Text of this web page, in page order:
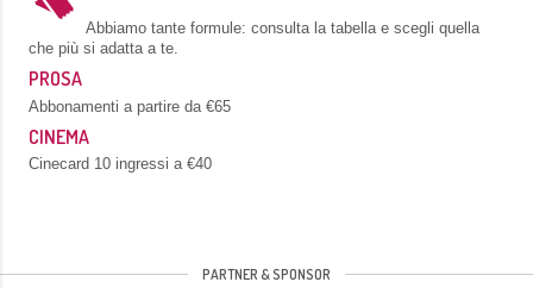
Abbiamo tante formule: consulta la tabella e scegli quella
che più si adatta a te.
PROSA
Abbonamenti a partire da €65
CINEMA
Cinecard 10 ingressi a €40
PARTNER & SPONSOR